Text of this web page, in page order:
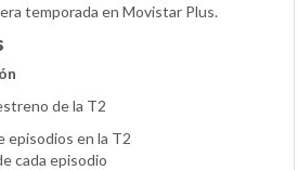
temporada en Movistar Plus.
de la T2
episodios en la T2
cada episodio